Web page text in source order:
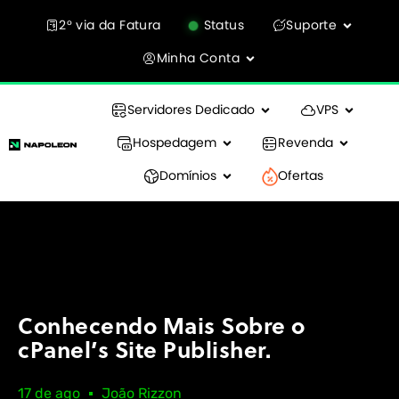
2° via da Fatura Status
Suporte
Minha Conta
Servidores Dedicado
VPS
Hospedagem
Revenda
Domínios
Ofertas
Conhecendo Mais Sobre o
cPanel’s Site Publisher.
17 de ago João Rizzon